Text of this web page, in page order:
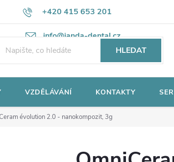
+420 415 653 201
info@janda-dental.cz
poradit? Ochrana osobních údajů
HLEDAT
VZDĚLÁVÁNÍ KONTAKTY
évolution 2.0 - nanokompozit, 3g